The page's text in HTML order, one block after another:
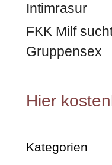
Intimrasur
FKK Milf
Gruppensex
Hier
Kategorien